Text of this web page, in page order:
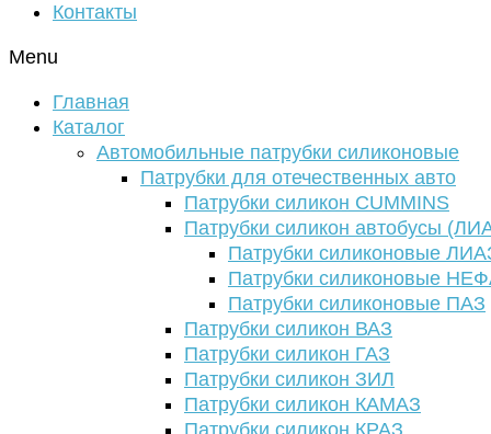
Контакты
Menu
Главная
Каталог
Автомобильные патрубки силиконовые
Патрубки для отечественных авто
Патрубки силикон CUMMINS
Патрубки силикон автобусы
Патрубки силиконовые
Патрубки силиконовые
Патрубки силиконовые ПАЗ
Патрубки силикон ВАЗ
Патрубки силикон ГАЗ
Патрубки силикон ЗИЛ
Патрубки силикон КАМАЗ
Патрубки силикон КРАЗ